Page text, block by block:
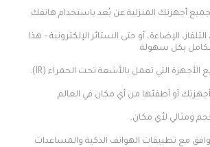
الإضاءة، أو حتى الستائر الإلكترونية – هذا
مع تطبيقات الهواتف الذكية والمساعدات